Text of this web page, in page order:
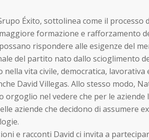
Éxito, sottolinea come il
formazione e rafforzamento
rispondere alle esigenze del
del partito nato dallo scioglimento
vita civile, democratica, lavorativa
David Villegas. Allo stesso modo,
nel vedere che per le
aziende che decidono di assumere
e racconti David ci invita a